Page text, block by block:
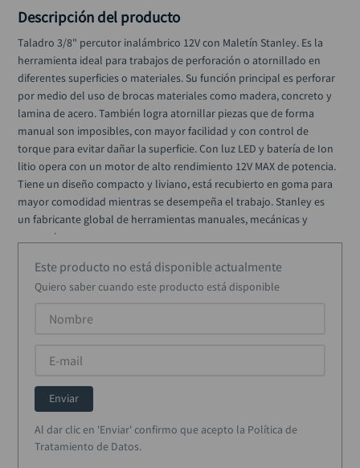
Descripción del producto
Taladro 3/8" percutor inalámbrico 12V con Maletín Stanley. Es la
herramienta ideal para trabajos de perforación o atornillado en
diferentes superficies o materiales. Su función principal es perforar
por medio del uso de brocas materiales como madera, concreto y
lamina de acero. También logra atornillar piezas que de forma
manual son imposibles, con mayor facilidad y con control de
torque para evitar dañar la superficie. Con luz LED y batería de Ion
litio opera con un motor de alto rendimiento 12V MAX de potencia.
Tiene un diseño compacto y liviano, está recubierto en goma para
mayor comodidad mientras se desempeña el trabajo. Stanley es
un fabricante global de herramientas manuales, mecánicas y
accesorios.
Este producto no está disponible actualmente
Quiero saber cuando este producto está disponible
Enviar
Al dar clic en 'Enviar' confirmo que acepto la Política de
Tratamiento de Datos.
taladro inalámbrico
alicate